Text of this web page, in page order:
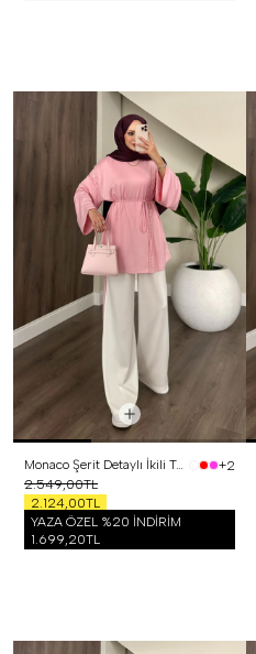
Monaco Şerit Detaylı İkili Takım Pembe
+2
2.549,00TL
2.124,00TL
YAZA ÖZEL %20 İNDİRİM
1.699,20TL